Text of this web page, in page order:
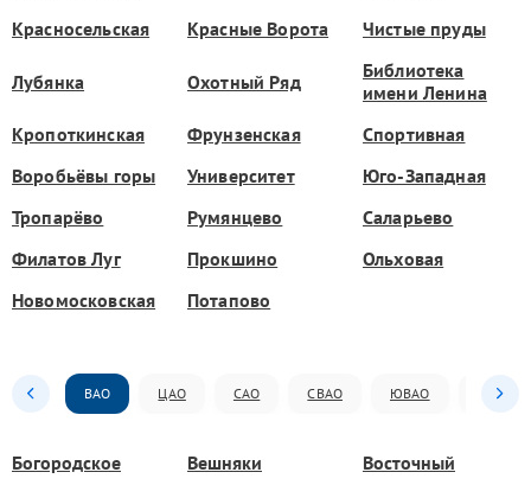
Красносельская
Красные Ворота Чистые пруды
Лубянка Охотный Ряд
Библиотека
имени Ленина
Кропоткинская
Фрунзенская
Спортивная
Воробьёвы горы
Университет
Юго-Западная
Тропарёво
Румянцево
Саларьево
Филатов Луг
Прокшино
Ольховая
Новомосковская
Потапово
ВАО ЦАО САО СВАО ЮВАО ЮАО
Богородское Вешняки Восточный